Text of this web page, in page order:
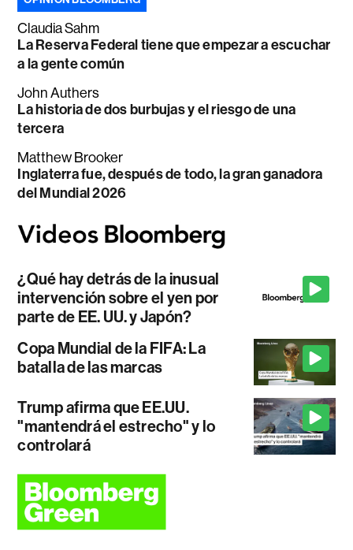
Claudia Sahm
La Reserva Federal tiene que empezar a escuchar
a la gente común
John Authers
La historia de dos burbujas y el riesgo de una
tercera
Matthew Brooker
Inglaterra fue, después de todo, la gran ganadora
del Mundial 2026
¿Qué hay detrás de la inusual
intervención sobre el yen por
parte de EE. UU. y Japón?
Copa Mundial de la FIFA: La
batalla de las marcas
Trump afirma que EE.UU.
"mantendrá el estrecho" y lo
controlará